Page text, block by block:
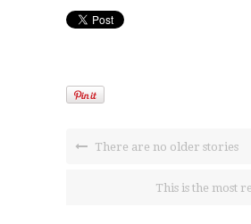
There are no older stories
This is the most